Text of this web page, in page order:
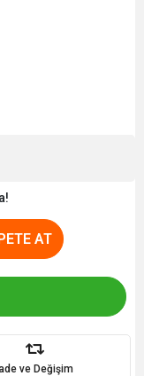
AT
ve Değişim